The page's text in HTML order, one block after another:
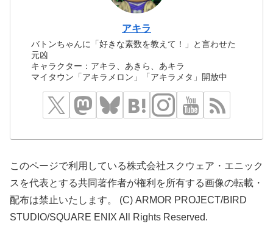
アキラ
バトンちゃんに「好きな素数を教えて！」と言わせた
元凶
キャラクター：アキラ、あきら、あキラ
マイタウン「アキラメロン」「アキラメタ」開放中
このページで利用している株式会社スクウェア・エニック
スを代表とする共同著作者が権利を所有する画像の転載・
配布は禁止いたします。 (C) ARMOR PROJECT/BIRD
STUDIO/SQUARE ENIX All Rights Reserved.